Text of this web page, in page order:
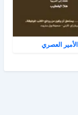
الأمير العصري